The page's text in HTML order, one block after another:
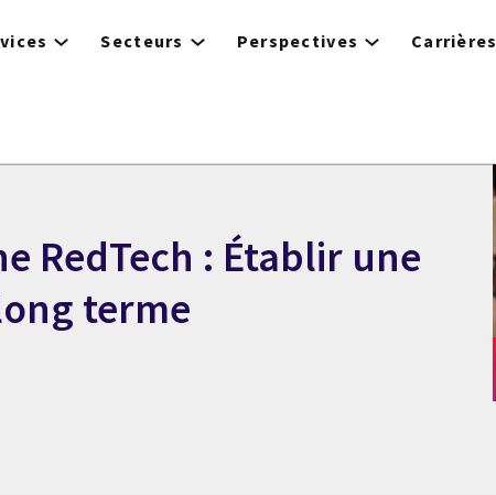
Secteurs Perspectives Carrières
RedTech : Établir une
terme